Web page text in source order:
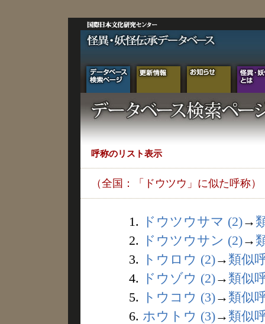
呼称のリスト表示
（全国：「ドウツウ」に似た呼称）
1. ドウツウサマ (2)→
2.
ドウツウサン (2)→
3.
トウロウ (2)→ 類似
4.
ドウゾウ (2)→ 類似
5.
トウコウ (3)→ 類似
6. ホウトウ (3)→ 類似